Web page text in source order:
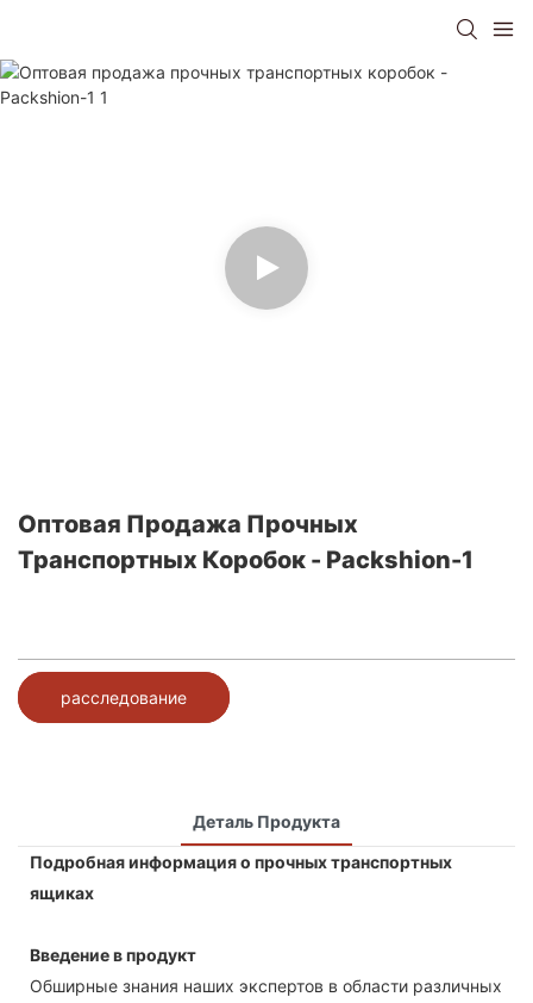
Оптовая Продажа Прочных
Транспортных Коробок - Packshion-1
расследование
Деталь Продукта
Подробная информация о прочных транспортных
ящиках
Введение в продукт
Обширные знания наших экспертов в области различных